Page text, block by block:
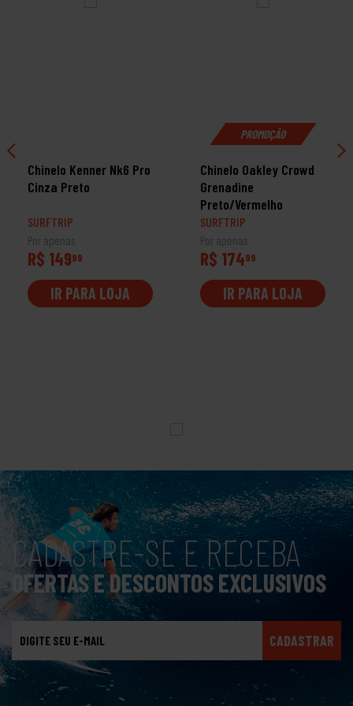
Chinelo Kenner Nk6 Pro
Cinza Preto
SURFTRIP
Por apenas
R$ 14999
IR PARA LOJA
PROMOÇÃO
Chinelo Oakley Crowd
Grenadine
Preto/Vermelho
SURFTRIP
Por apenas
R$ 17499
IR PARA LOJA
CADASTRE-SE E RECEBA
OFERTAS E DESCONTOS EXCLUSIVOS
CADASTRAR